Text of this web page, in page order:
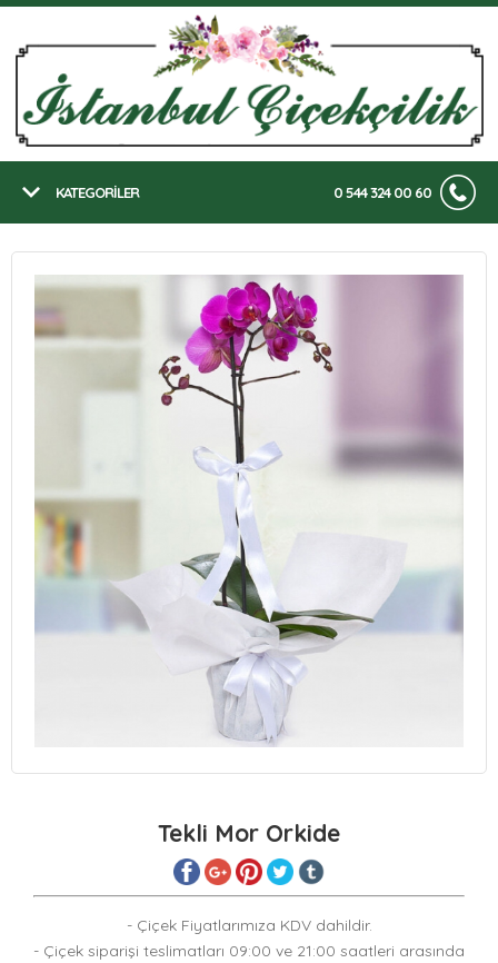
KATEGORİLER 0 544 324 00 60
Tekli Mor Orkide
- Çiçek Fiyatlarımıza KDV dahildir.
- Çiçek siparişi teslimatları 09:00 ve 21:00 saatleri arasında